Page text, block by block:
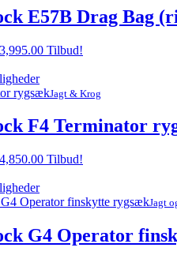
E57B Drag Bag
3,995.00Den
er:
Tilbud!
vare
har
varianter.
Mulighederne
vælges
varesiden
Jagt & Krog
F4 Terminator
4,850.00Den
er:
Tilbud!
vare
har
varianter.
Mulighederne
Jagt
G4 Operator